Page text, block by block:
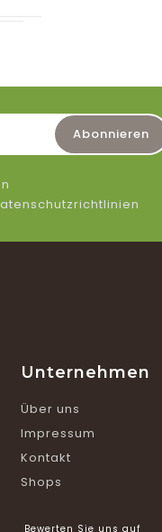
Unternehmen
Über uns
Impressum
Kontakt
Shops
Bewerten Sie uns auf